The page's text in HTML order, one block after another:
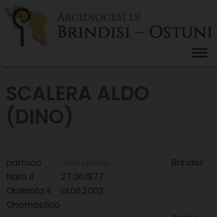
Skip
content
parroco San Leucio
Brindisi
Nato il
27.06.1977
Ordinato il
01.06.2002
Onomastico